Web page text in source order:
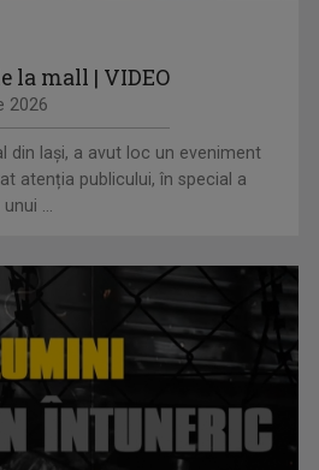
difuzate ...
emisiunea "PLAY". ...
la mall | VIDEO
2026
din Iași, a avut loc un eveniment
atenția publicului, în special a
...